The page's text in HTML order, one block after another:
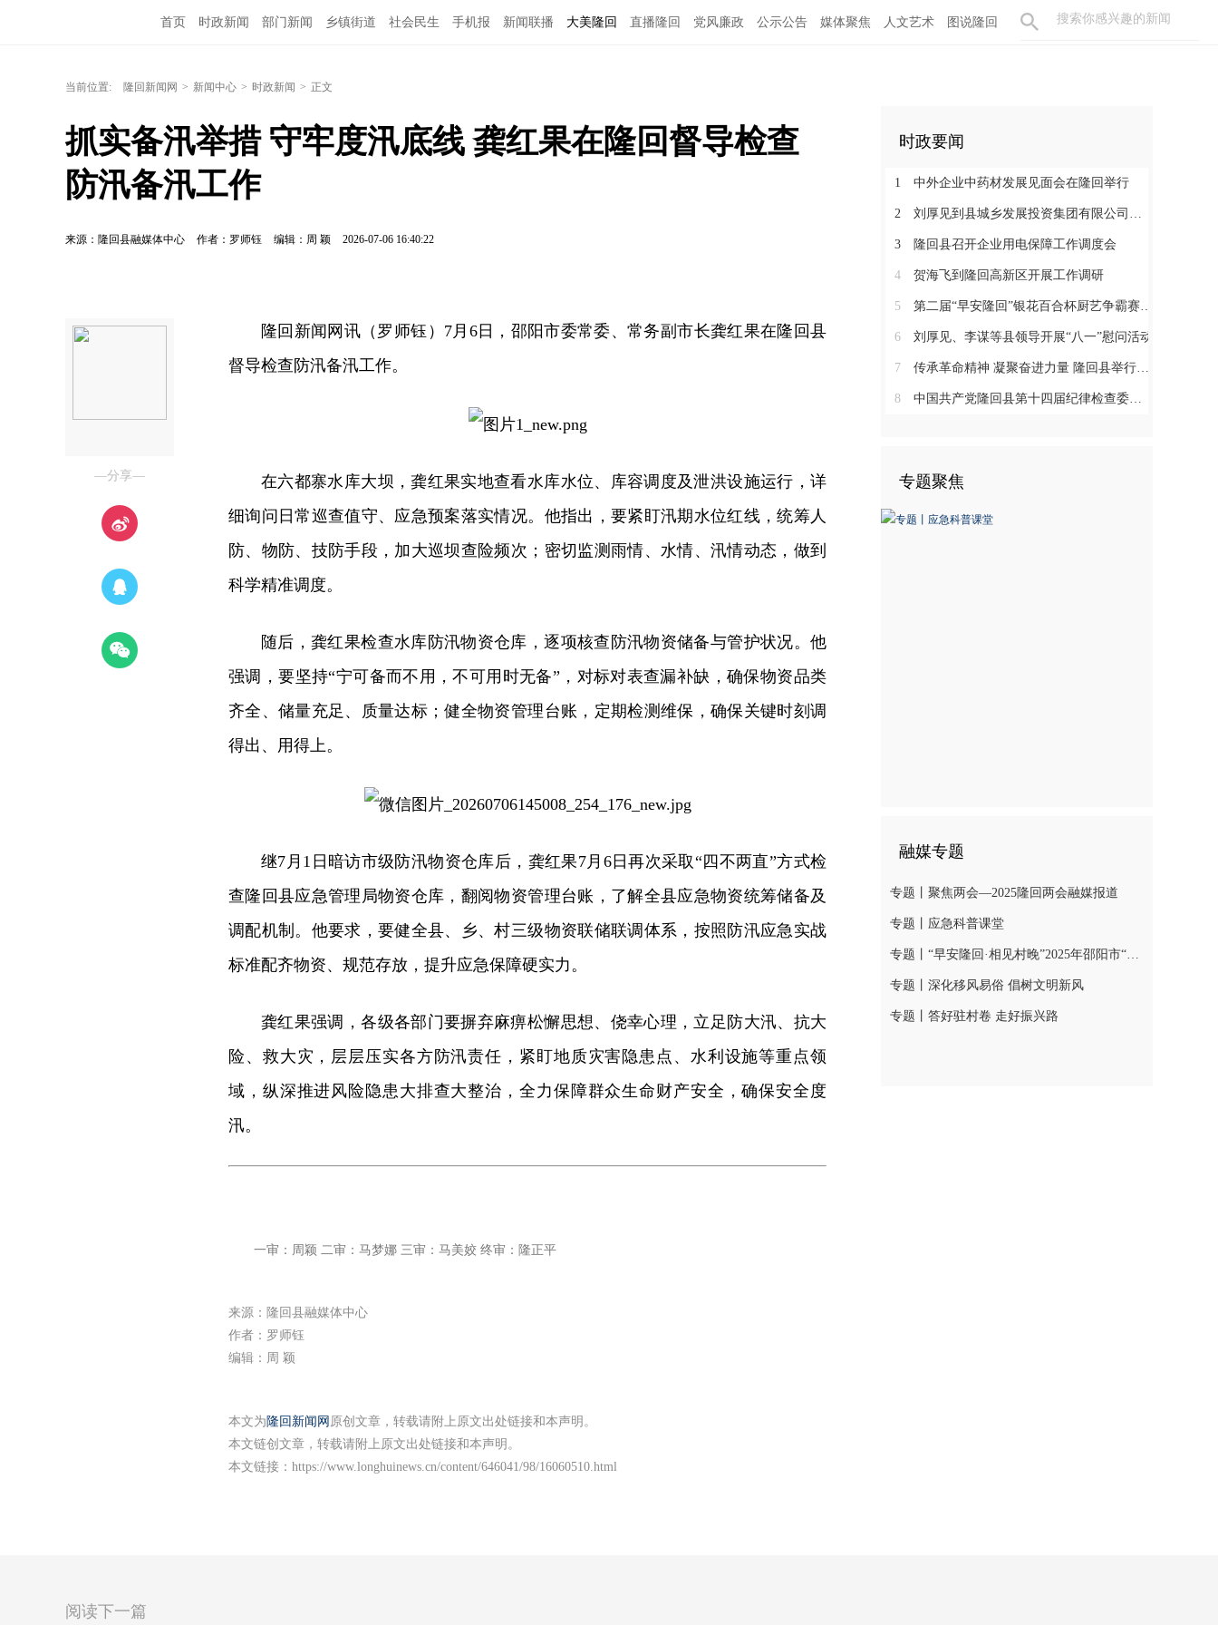
首页 时政新闻 部门新闻 乡镇街道 社会民生 手机报 新闻联播 大美隆回 直播隆回 党风廉政 公示公告 媒体聚焦 人文艺术 图说隆回
当前位置: 隆回新闻网 > 新闻中心 > 时政新闻 > 正文
抓实备汛举措 守牢度汛底线 龚红果在隆回督导检查
防汛备汛工作
来源：隆回县融媒体中心 作者：罗师钰 编辑：周 颖 2026-07-06 16:40:22
—分享—
隆回新闻网讯（罗师钰）7月6日，邵阳市委常委、常务副市长龚红果在隆回县
督导检查防汛备汛工作。
在六都寨水库大坝，龚红果实地查看水库水位、库容调度及泄洪设施运行，详
细询问日常巡查值守、应急预案落实情况。他指出，要紧盯汛期水位红线，统筹人
防、物防、技防手段，加大巡坝查险频次；密切监测雨情、水情、汛情动态，做到
科学精准调度。
随后，龚红果检查水库防汛物资仓库，逐项核查防汛物资储备与管护状况。他
强调，要坚持“宁可备而不用，不可用时无备”，对标对表查漏补缺，确保物资品类
齐全、储量充足、质量达标；健全物资管理台账，定期检测维保，确保关键时刻调
得出、用得上。
继7月1日暗访市级防汛物资仓库后，龚红果7月6日再次采取“四不两直”方式检
查隆回县应急管理局物资仓库，翻阅物资管理台账，了解全县应急物资统筹储备及
调配机制。他要求，要健全县、乡、村三级物资联储联调体系，按照防汛应急实战
标准配齐物资、规范存放，提升应急保障硬实力。
龚红果强调，各级各部门要摒弃麻痹松懈思想、侥幸心理，立足防大汛、抗大
险、救大灾，层层压实各方防汛责任，紧盯地质灾害隐患点、水利设施等重点领
域，纵深推进风险隐患大排查大整治，全力保障群众生命财产安全，确保安全度
汛。
一审：周颖 二审：马梦娜 三审：马美姣 终审：隆正平
来源：隆回县融媒体中心
作者：罗师钰
编辑：周 颖
本文为 隆回新闻网 原创文章，转载请附上原文出处链接和本声明。
本文链创文章，转载请附上原文出处链接和本声明。
本文链接： https://www.longhuinews.cn/content/646041/98/16060510.html
时政要闻
1 中外企业中药材发展见面会在隆回举行
2 刘厚见到县城乡发展投资集团有限公司调研
3 隆回县召开企业用电保障工作调度会
4 贺海飞到隆回高新区开展工作调研
5 第二届“早安隆回”银花百合杯厨艺争霸赛启动
6 刘厚见、李谋等县领导开展“八一”慰问活动
7 传承革命精神 凝聚奋进力量 隆回县举行纪念红军长征胜利90周年活动
8 中国共产党隆回县第十四届纪律检查委员会举行第一次全体会议
专题聚焦
融媒专题
专题丨聚焦两会—2025隆回两会融媒报道
专题丨应急科普课堂
专题丨“早安隆回·相见村晚”2025年邵阳市“我们的节日·春节”村晚示范展示活动
专题丨深化移风易俗 倡树文明新风
专题丨答好驻村卷 走好振兴路
阅读下一篇